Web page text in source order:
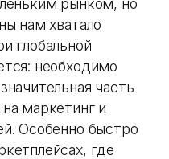
рынком, но
нам хватало
глобальной
необходимо
часть
маркетинг и
Особенно быстро
где